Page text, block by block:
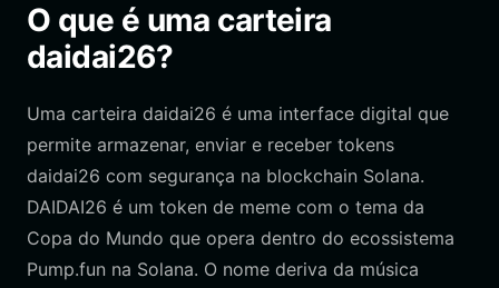
O que é uma carteira
daidai26?
Uma carteira daidai26 é uma interface digital que
permite armazenar, enviar e receber tokens
daidai26 com segurança na blockchain Solana.
DAIDAI26 é um token de meme com o tema da
Copa do Mundo que opera dentro do ecossistema
Pump.fun na Solana. O nome deriva da música